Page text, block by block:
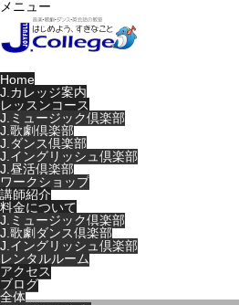
メニュー
Home
J.カレッジ案内
レッスンコース
J.ミュージック倶楽部
J.歌劇倶楽部
J.ダンス倶楽部
J.イングリッシュ倶楽部
J.昼活倶楽部
ワークショップ
講師紹介
料金について
J.ミュージック倶楽部
J.歌劇ダンス倶楽部
J.イングリッシュ倶楽部
レンタルルーム
アクセス
ブログ
全体